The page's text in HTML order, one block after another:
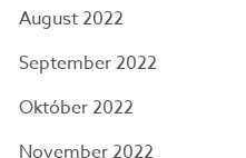
August 2022
September 2022
Október 2022
November 2022